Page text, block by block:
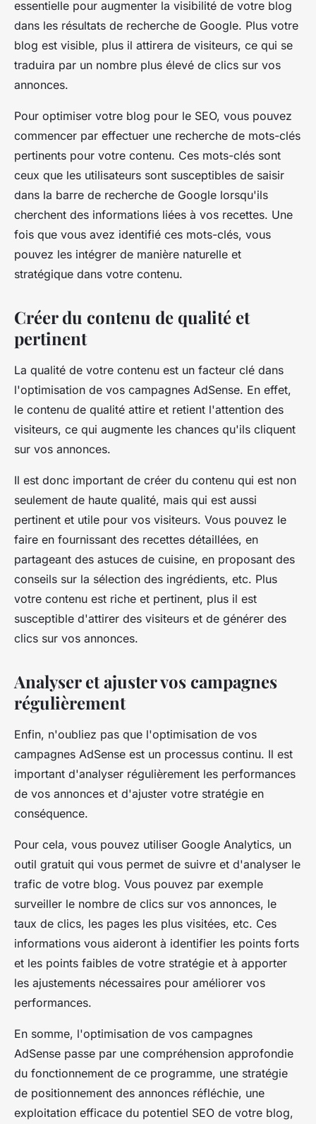
essentielle pour augmenter la visibilité de votre blog
dans les résultats de recherche de Google. Plus votre
blog est visible, plus il attirera de visiteurs, ce qui se
traduira par un nombre plus élevé de clics sur vos
annonces.
Pour optimiser votre blog pour le SEO, vous pouvez
commencer par effectuer une recherche de mots-clés
pertinents pour votre contenu. Ces mots-clés sont
ceux que les utilisateurs sont susceptibles de saisir
dans la barre de recherche de Google lorsqu'ils
cherchent des informations liées à vos recettes. Une
fois que vous avez identifié ces mots-clés, vous
pouvez les intégrer de manière naturelle et
stratégique dans votre contenu.
Créer du contenu de qualité et
pertinent
La qualité de votre contenu est un facteur clé dans
l'optimisation de vos campagnes AdSense. En effet,
le contenu de qualité attire et retient l'attention des
visiteurs, ce qui augmente les chances qu'ils cliquent
sur vos annonces.
Il est donc important de créer du contenu qui est non
seulement de haute qualité, mais qui est aussi
pertinent et utile pour vos visiteurs. Vous pouvez le
faire en fournissant des recettes détaillées, en
partageant des astuces de cuisine, en proposant des
conseils sur la sélection des ingrédients, etc. Plus
votre contenu est riche et pertinent, plus il est
susceptible d'attirer des visiteurs et de générer des
clics sur vos annonces.
Analyser et ajuster vos campagnes
régulièrement
Enfin, n'oubliez pas que l'optimisation de vos
campagnes AdSense est un processus continu. Il est
important d'analyser régulièrement les performances
de vos annonces et d'ajuster votre stratégie en
conséquence.
Pour cela, vous pouvez utiliser Google Analytics, un
outil gratuit qui vous permet de suivre et d'analyser le
trafic de votre blog. Vous pouvez par exemple
surveiller le nombre de clics sur vos annonces, le
taux de clics, les pages les plus visitées, etc. Ces
informations vous aideront à identifier les points forts
et les points faibles de votre stratégie et à apporter
les ajustements nécessaires pour améliorer vos
performances.
En somme, l'optimisation de vos campagnes
AdSense passe par une compréhension approfondie
du fonctionnement de ce programme, une stratégie
de positionnement des annonces réfléchie, une
exploitation efficace du potentiel SEO de votre blog,